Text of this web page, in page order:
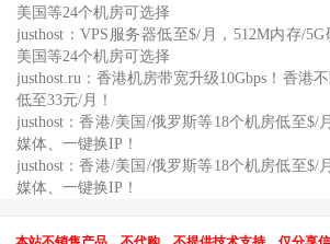
美国等24个机房可选择
justhost：VPS服务器低至$/月，512M内存/
美国等24个机房可选择
justhost.ru：香港机房带宽升级10Gbps！香港
低至33元/月！
justhost：香港/美国/俄罗斯等18个机房低至$/
媒体、一键换IP！
justhost：香港/美国/俄罗斯等18个机房低至$/
媒体、一键换IP！